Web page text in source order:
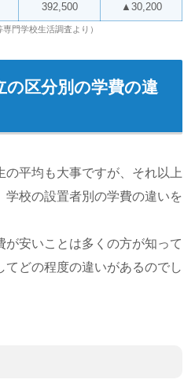
392,500 ▲30,200
門学校生活調査より）
の区分別の学費の違
平均も大事ですが、それ以上
学校の設置者別の学費の違いを
が安いことは多くの方が知って
てどの程度の違いがあるのでし